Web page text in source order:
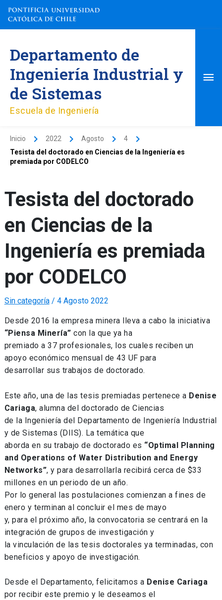
contenido
Departamento de
Ingeniería Industrial y
de Sistemas
Escuela de Ingeniería
Inicio 2022 Agosto
4
Tesista del doctorado en Ciencias de la Ingeniería es
premiada por CODELCO
Tesista del doctorado
en Ciencias de la
Ingeniería es premiada
por CODELCO
Sin categoría/ 4 Agosto 2022
Desde 2016 la empresa minera lleva a cabo la iniciativa
“Piensa Minería” con la que ya ha
premiado a 37 profesionales, los cuales reciben un
apoyo económico mensual de 43 UF para
desarrollar sus trabajos de doctorado.
Este año, una de las tesis premiadas pertenece a Denise
Cariaga, alumna del doctorado de Ciencias
de la Ingeniería del Departamento de Ingeniería Industrial
y de Sistemas (DIIS). La temática que
aborda en su trabajo de doctorado es “Optimal Planning
and Operations of Water Distribution and Energy
Networks”, y para desarrollarla recibirá cerca de $33
millones en un periodo de un año.
Por lo general las postulaciones comienzan a fines de
enero y terminan al concluir el mes de mayo
y, para el próximo año, la convocatoria se centrará en la
integración de grupos de investigación y
la vinculación de las tesis doctorales ya terminadas, con
beneficios y apoyo de investigación.
Desde el Departamento, felicitamos a Denise Cariaga
por recibir este premio y le deseamos el